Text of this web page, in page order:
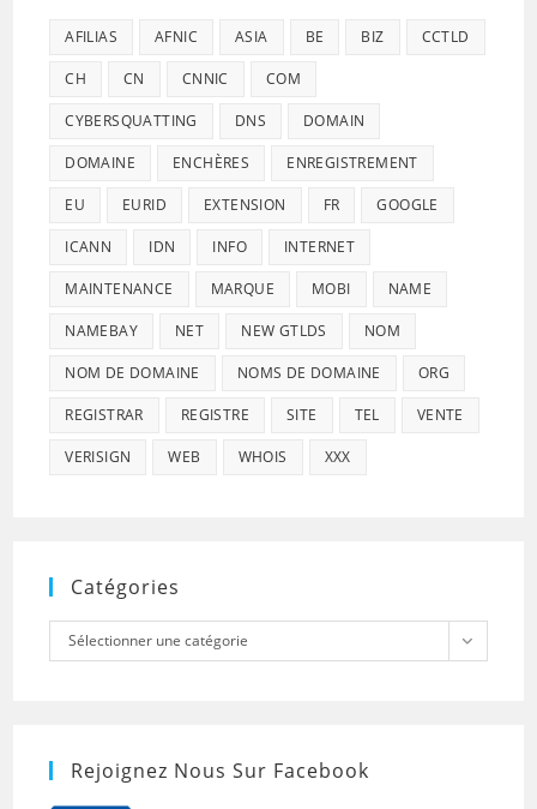
AFILIAS AFNIC ASIA BE BIZ CCTLD
CH CN CNNIC COM
CYBERSQUATTING DNS DOMAIN
DOMAINE ENCHÈRES ENREGISTREMENT
EU EURID EXTENSION FR GOOGLE
ICANN IDN INFO INTERNET
MAINTENANCE MARQUE MOBI NAME
NAMEBAY NET NEW GTLDS NOM
NOM DE DOMAINE NOMS DE DOMAINE ORG
REGISTRAR REGISTRE SITE TEL VENTE
VERISIGN WEB WHOIS XXX
Catégories
Catégories
Sélectionner une catégorie
Rejoignez Nous Sur Facebook